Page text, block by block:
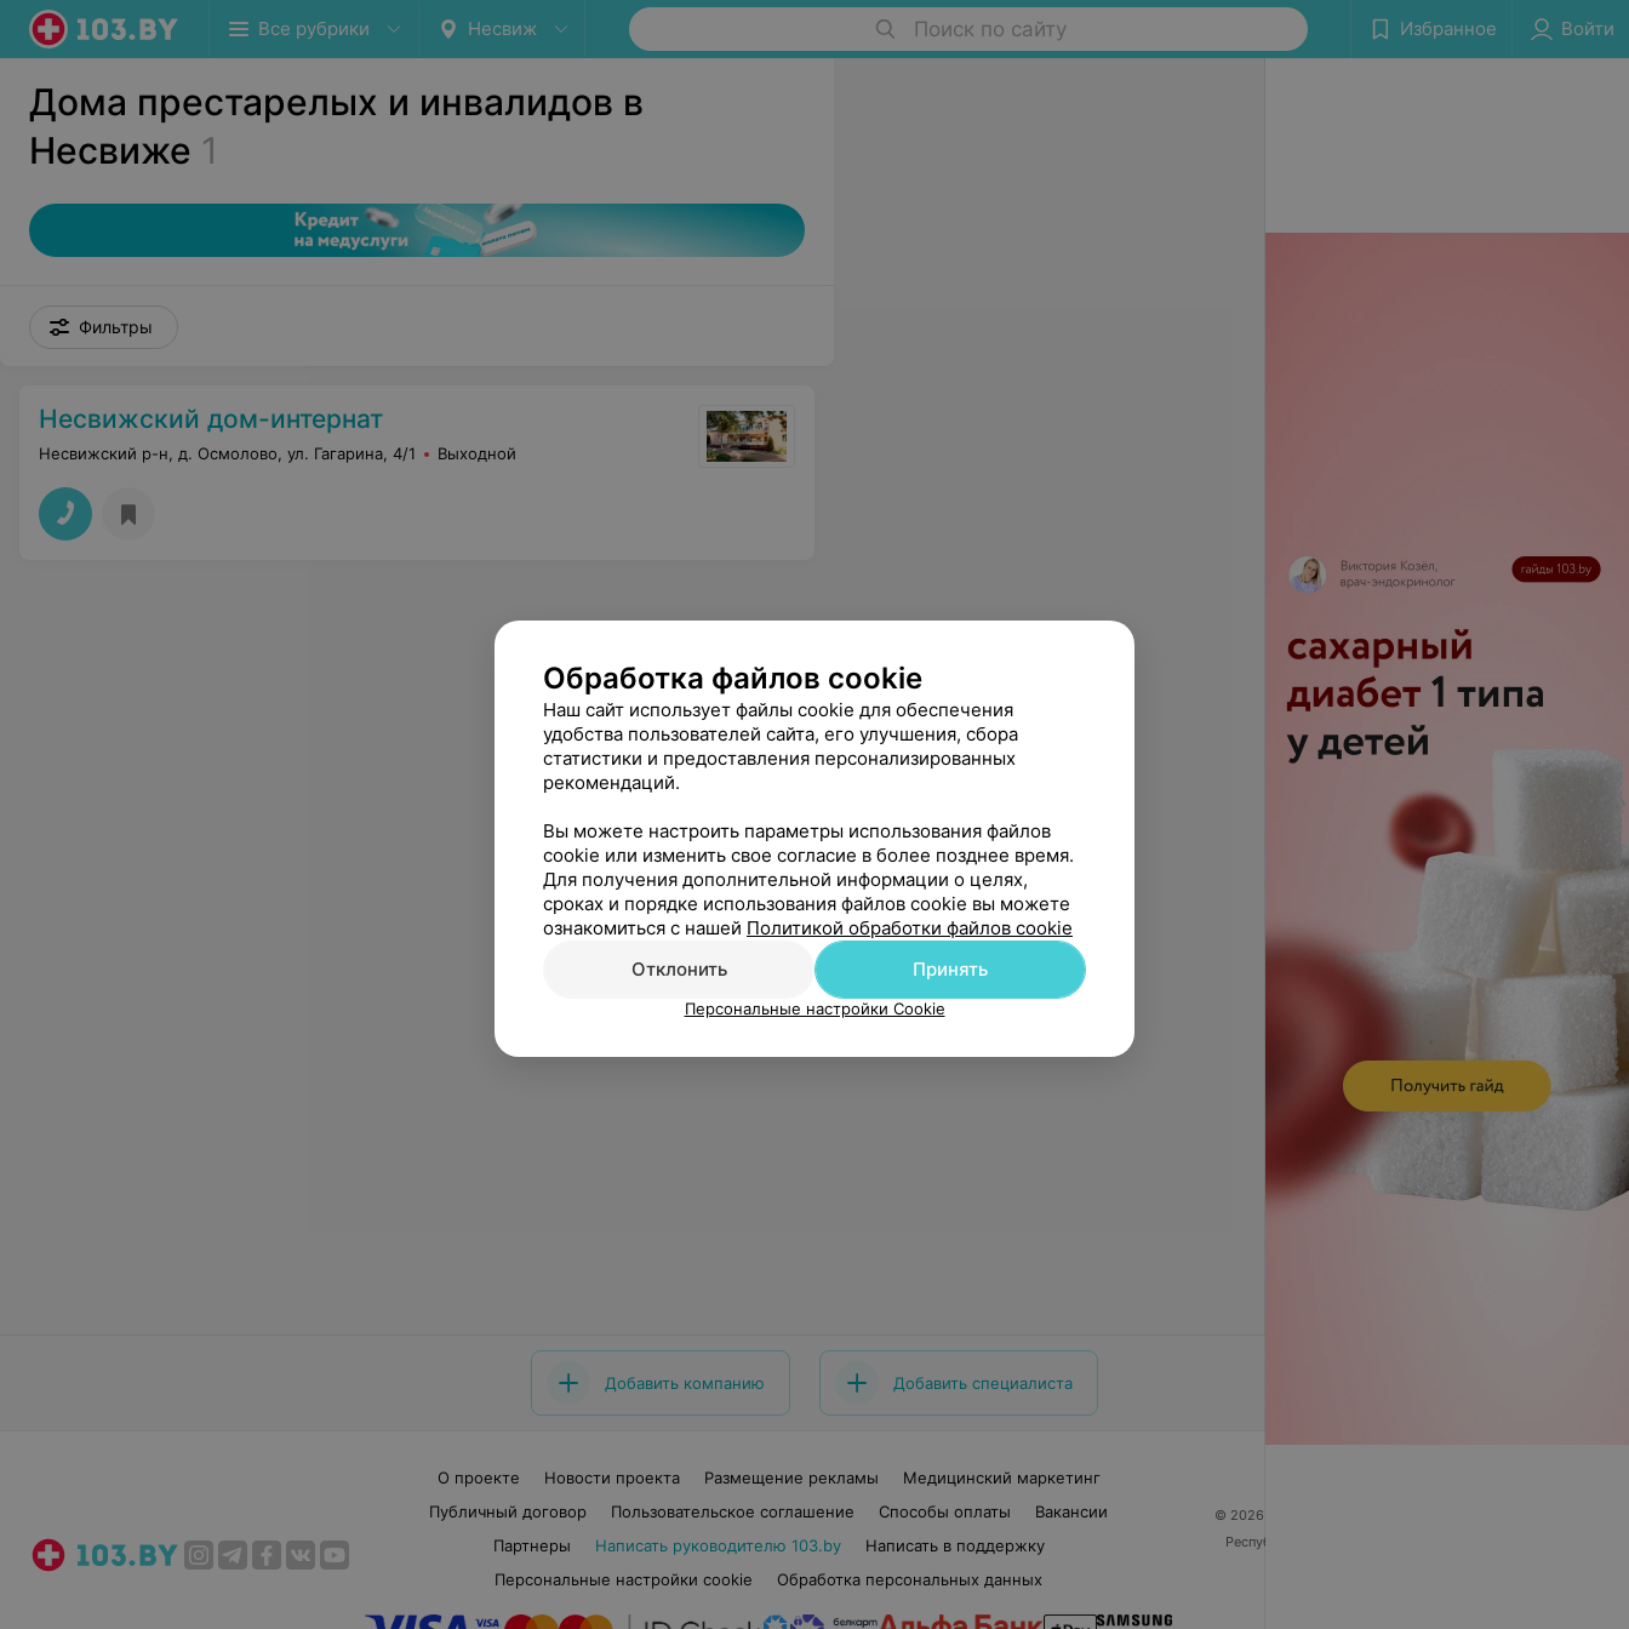
Все рубрики Несвиж Поиск по сайту Избранное Войти
Дома престарелых и инвалидов в
Несвиже 1
Фильтры
Несвижский дом-интернат
Несвижский р-н, д. Осмолово, ул. Гагарина, 4/1 Выходной
Добавить компанию Добавить специалиста
О проекте Новости проекта Размещение рекламы
Медицинский маркетинг
Публичный договор
Пользовательское соглашение Способы оплаты
Вакансии
Партнеры
Написать руководителю 103.by
Написать в поддержку
Персональные настройки cookie
Обработка персональных данных
© 2026 ООО «Артокс Лаб», УНП 191700409
Республика Беларусь, г. Минск, улица Толбухина, 2,
Обработка файлов cookie
Наш сайт использует файлы cookie для обеспечения
удобства пользователей сайта, его улучшения, сбора
статистики и предоставления персонализированных
рекомендаций.
Вы можете настроить параметры использования файлов
cookie или изменить свое согласие в более позднее время.
Для получения дополнительной информации о целях,
сроках и порядке использования файлов cookie вы можете
ознакомиться с нашей Политикой обработки файлов cookie
Отклонить
Принять
Персональные настройки Cookie